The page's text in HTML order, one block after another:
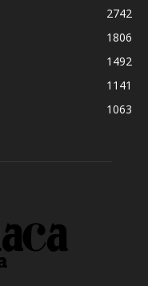
2742
1806
1492
1141
1063